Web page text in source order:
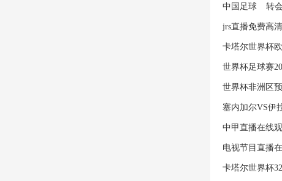
中国足球 转会
jrs直播免费高
卡塔尔世界杯
世界杯足球赛
世界杯非洲区
塞内加尔VS伊
中甲直播在线
电视节目直播
卡塔尔世界杯